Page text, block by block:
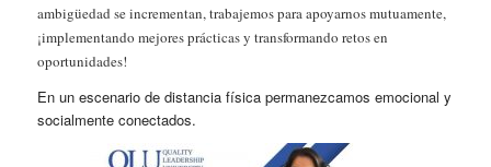
ambigüedad se incrementan, trabajemos para apoyarnos mutuamente,
¡implementando mejores prácticas y transformando retos en
oportunidades!
En un escenario de distancia física permanezcamos emocional y
socialmente conectados.